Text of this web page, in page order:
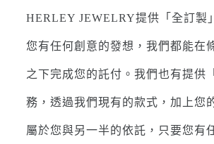
HERLEY JEWELRY提供「全訂製
您有任何創意的發想，我們都能在
之下完成您的託付。我們也有提供
務，透過我們現有的款式，加上您
屬於您與另一半的依託，只要您有